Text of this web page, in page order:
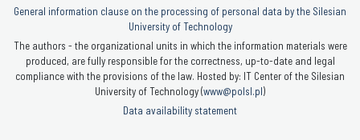
General information clause on the processing of personal data by the Silesian
University of Technology
The authors - the organizational units in which the information materials were
produced, are fully responsible for the correctness, up-to-date and legal
compliance with the provisions of the law. Hosted by: IT Center of the Silesian
University of Technology (www@polsl.pl)
Data availability statement